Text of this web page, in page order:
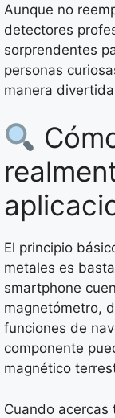
Aunque no
detectores
sorprendentes
personas
manera
El principio
metales es
smartphone
magnetómetro,
funciones de
componente
magnético
Cuando